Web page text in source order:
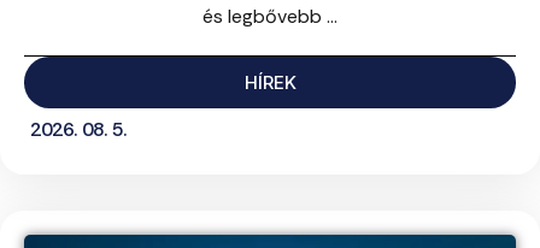
és legbővebb ...
HÍREK
2026. 08. 5.